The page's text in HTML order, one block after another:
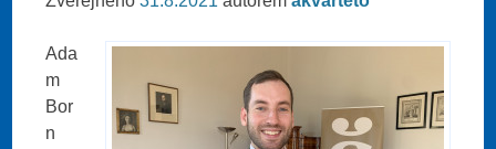
Ada
m
Bor
n